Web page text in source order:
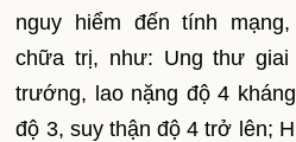
nguy hiểm đến tính
chữa trị, như: Ung thư
trướng, lao nặng độ 4
độ 3, suy thận độ 4 trở lên; H